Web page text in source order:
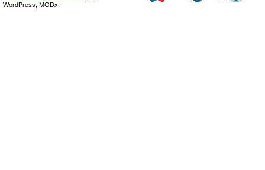
WordPress, MODx.